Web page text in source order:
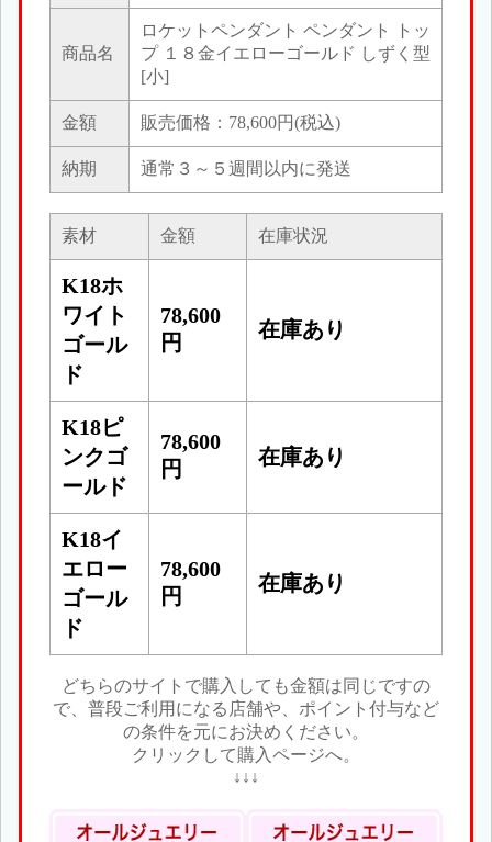
商品名
ロケットペンダント ペンダント トッ
プ １８金イエローゴールド しずく型
[小]
金額 販売価格：78,600円(税込)
納期 通常３～５週間以内に発送
素材 金額 在庫状況
K18ホ
ワイト
ゴール
ド
78,600
円
在庫あり
K18ピ
ンクゴ
ールド
78,600
円
在庫あり
K18イ
エロー
ゴール
ド
78,600
円
在庫あり
どちらのサイトで購入しても金額は同じですの
で、普段ご利用になる店舗や、ポイント付与など
の条件を元にお決めください。
クリックして購入ページへ。
↓↓↓